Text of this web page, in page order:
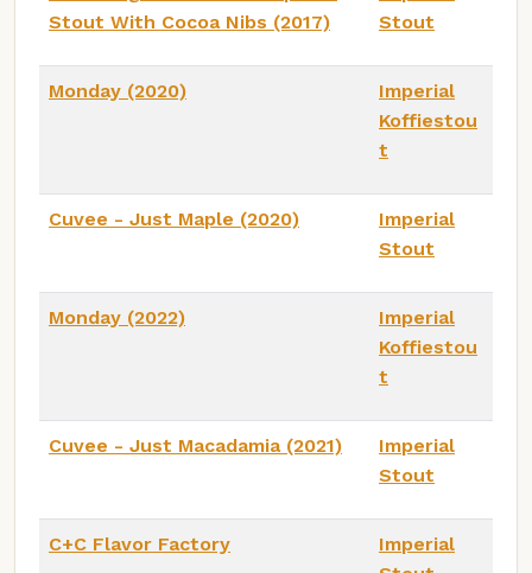
Stout With Cocoa Nibs (2017)
Stout
Monday (2020)
Imperial
Koffiestou
t
Cuvee - Just Maple (2020)
Imperial
Stout
Monday (2022)
Imperial
Koffiestou
t
Cuvee - Just Macadamia (2021)
Imperial
Stout
C+C Flavor Factory
Imperial